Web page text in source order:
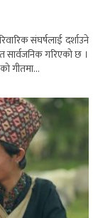
संघर्षलाई दर्शाउने
सार्वजनिक गरिएको छ ।
गीतमा...